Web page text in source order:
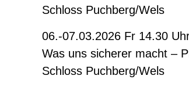
Schloss Puchberg/Wels
06.-07.03.2026 Fr 14.30
Was uns sicherer macht –
Schloss Puchberg/Wels